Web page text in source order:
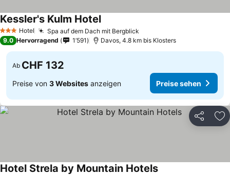
3 SterneHotel Spa auf dem Dach mit Bergblick
Kessler's Kulm Hotel
9.0 Hervorragend 1’591 Davos, 4.8 km bis Klosters
Ab CHF 132
Preise von 3 Websites anzeigen Preise sehen
Teilen
Hotel Strela by Mountain Hotels